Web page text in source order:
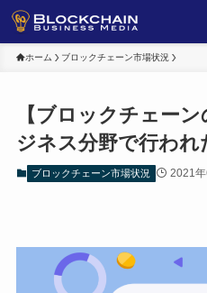
ホーム ブロックチェーン市場状況
【ブロックチェー
ジネス分野で行われ
ブロックチェーン市場状況 2021年